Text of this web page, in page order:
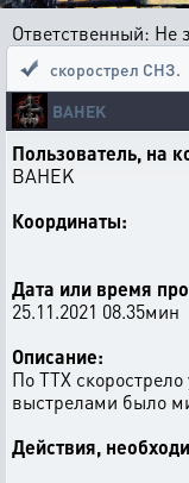
Ответственный: Не
скорострел СНЗ.
BAHEK
Пользователь, на
BAHEK
Координаты:
Дата или время
25.11.2021 08.35мин
Описание:
По ТТХ
выстрелами было
Действия,